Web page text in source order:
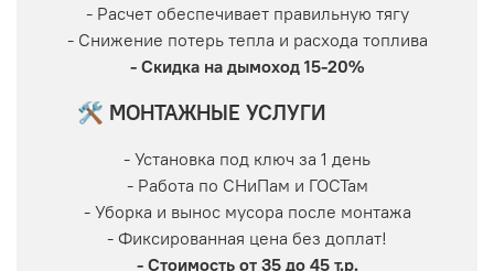
- Расчет обеспечивает правильную тягу
- Снижение потерь тепла и расхода топлива
- Скидка на дымоход 15-20%
🛠 МОНТАЖНЫЕ УСЛУГИ
- Установка под ключ за 1 день
- Работа по СНиПам и ГОСТам
- Уборка и вынос мусора после монтажа
- Фиксированная цена без доплат!
- Стоимость от 35 до 45 т.р.